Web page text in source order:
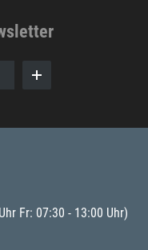
Fr: 07:30 - 13:00 Uhr)